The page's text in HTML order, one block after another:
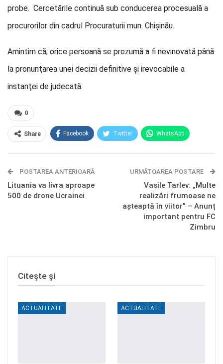
probe. Cercetările continuă sub conducerea procesuală a
procurorilor din cadrul Procuraturii mun. Chișinău.
Amintim că, orice persoană se prezumă a fi nevinovată până
la pronunţarea unei decizii definitive şi irevocabile a
instanţei de judecată.
0
Share Facebook Twitter WhatsApp
Telegram OK.ru
POSTAREA ANTERIOARĂ
Lituania va livra aproape
500 de drone Ucrainei
URMĂTOAREA POSTARE
Vasile Tarlev: „Multe
realizări frumoase ne
așteaptă în viitor” – Anunț
important pentru FC
Zimbru
Citește și
ACTUALITATE ACTUALITATE